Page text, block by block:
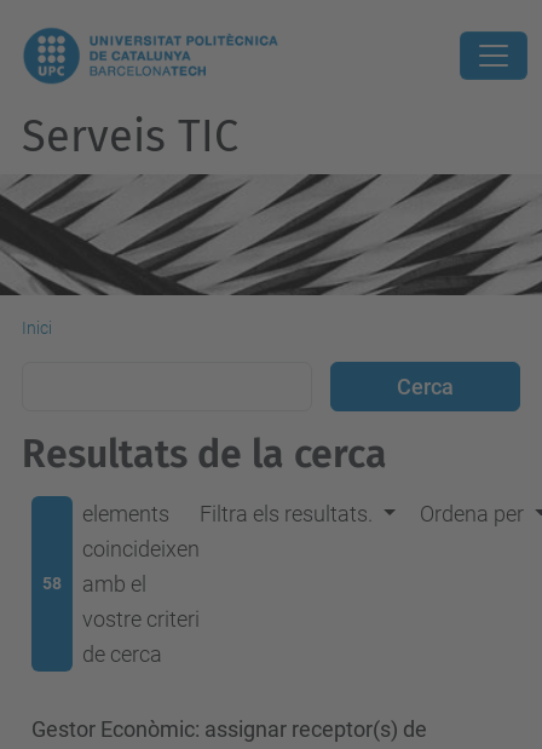
Serveis TIC
Inici
Resultats de la cerca
58
elements
coincideixen
amb el
vostre criteri
de cerca
Filtra els resultats. Ordena per
Gestor Econòmic: assignar receptor(s) de